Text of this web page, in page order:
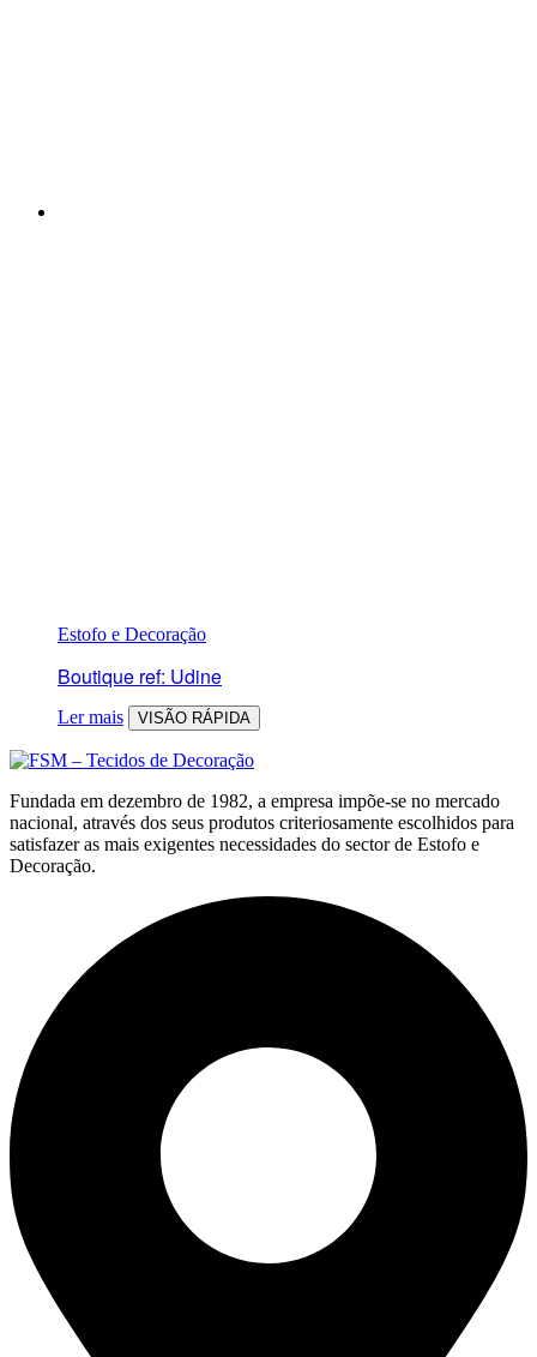
Estofo e Decoração
Boutique ref: Udine
Ler mais VISÃO RÁPIDA
Fundada em dezembro de 1982, a empresa impõe-se no mercado
nacional, através dos seus produtos criteriosamente escolhidos para
satisfazer as mais exigentes necessidades do sector de Estofo e
Decoração.